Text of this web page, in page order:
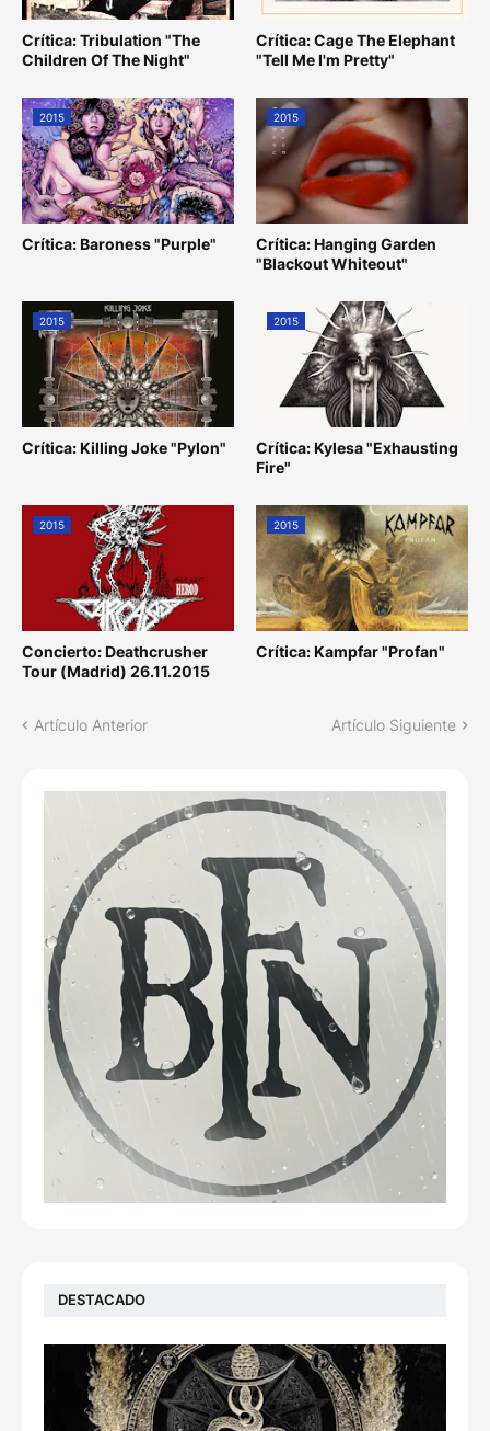
Crítica: Tribulation "The
Children Of The Night"
Crítica: Cage The Elephant
"Tell Me I'm Pretty"
2015
Crítica: Baroness "Purple"
2015
Crítica: Hanging Garden
"Blackout Whiteout"
2015
Crítica: Killing Joke "Pylon"
2015
Crítica: Kylesa "Exhausting
Fire"
2015
Concierto: Deathcrusher
Tour (Madrid) 26.11.2015
2015
Crítica: Kampfar "Profan"
Artículo Anterior Artículo Siguiente
DESTACADO